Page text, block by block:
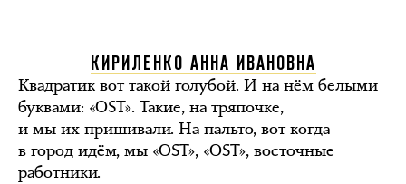
КИРИЛЕНКО АННА ИВАНОВНА
Квадратик вот такой голубой. И на нём белыми
буквами: «OST». Такие, на тряпочке,
и мы их пришивали. На пальто, вот когда
в город идём, мы «OST», «OST», восточные
работники.